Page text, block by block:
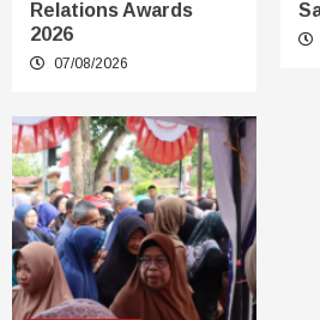
Relations Awards
2026
07/08/2026